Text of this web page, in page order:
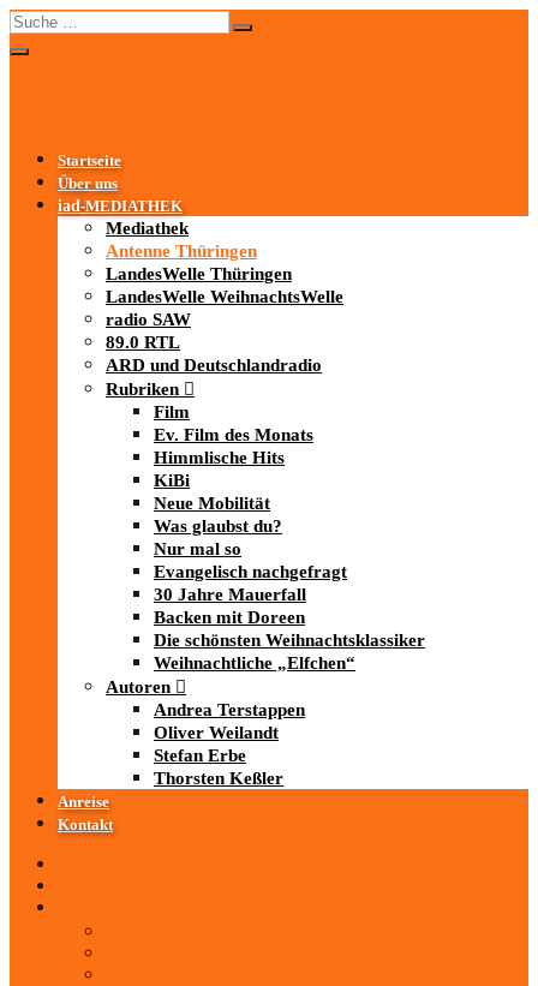
Startseite
Über uns
iad-MEDIATHEK
Mediathek
Antenne Thüringen
LandesWelle Thüringen
LandesWelle WeihnachtsWelle
radio SAW
89.0 RTL
ARD und Deutschlandradio
Rubriken
Film
Ev. Film des Monats
Himmlische Hits
KiBi
Neue Mobilität
Was glaubst du?
Nur mal so
Evangelisch nachgefragt
30 Jahre Mauerfall
Backen mit Doreen
Die schönsten Weihnachtsklassiker
Weihnachtliche „Elfchen“
Autoren
Andrea Terstappen
Oliver Weilandt
Stefan Erbe
Thorsten Keßler
Anreise
Kontakt